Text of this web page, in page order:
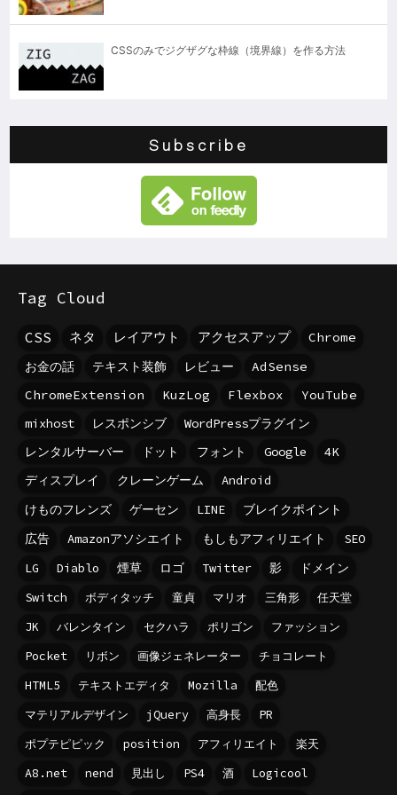
CSSのみでジグザグな枠線（境界線）を作る方法
Subscribe
Tag Cloud
CSS ネタ レイアウト アクセスアップ
Chrome
お金の話
テキスト装飾 レビュー
AdSense
ChromeExtension
KuzLog Flexbox
YouTube
mixhost
レスポンシブ
WordPressプラグイン
レンタルサーバー
ドット フォント Google
4K
ディスプレイ
クレーンゲーム
Android
けものフレンズ
ゲーセン LINE
ブレイクポイント
広告
Amazonアソシエイト もしもアフィリエイト
SEO
LG
Diablo 煙草 ロゴ Twitter 影
ドメイン
Switch
ボディタッチ 童貞 マリオ 三角形
任天堂
JK
バレンタイン セクハラ ポリゴン
ファッション
Pocket
リボン 画像ジェネレーター
チョコレート
HTML5
テキストエディタ Mozilla
配色
マテリアルデザイン
jQuery 高身長
PR
ポプテピピック
position アフィリエイト
楽天
A8.net
nend 見出し PS4 酒
Logicool